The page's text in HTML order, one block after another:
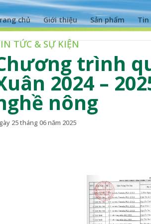
chủ Giới thiệu Sản phẩm
TỨC & SỰ KIỆN
trình
2024 –
nông
25 tháng 06 năm 2025